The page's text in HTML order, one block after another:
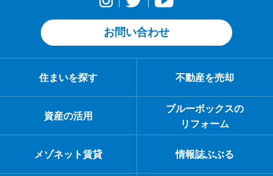
お問い合わせ
住まいを探す 不動産を売却
資産の活用
ブルーボックスの
リフォーム
メゾネット賃貸 情報誌ぶぶる